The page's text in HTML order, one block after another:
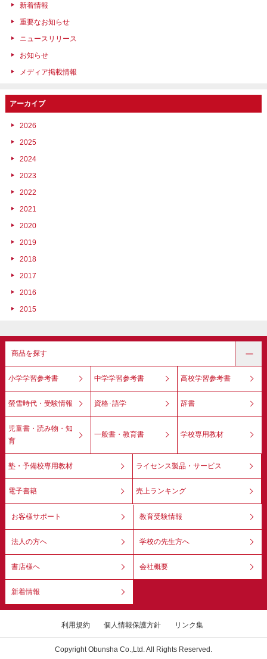
新着情報
重要なお知らせ
ニュースリリース
お知らせ
メディア掲載情報
アーカイブ
2026
2025
2024
2023
2022
2021
2020
2019
2018
2017
2016
2015
商品を探す
小学学習参考書 中学学習参考書 高校学習参考書
螢雪時代・受験情報 資格･語学 辞書
児童書・読み物・知
育
一般書・教育書 学校専用教材
塾・予備校専用教材 ライセンス製品・サービス
電子書籍 売上ランキング
お客様サポート 教育受験情報
法人の方へ 学校の先生方へ
書店様へ 会社概要
新着情報
利用規約 個人情報保護方針 リンク集
Copyright Obunsha Co.,Ltd. All Rights Reserved.